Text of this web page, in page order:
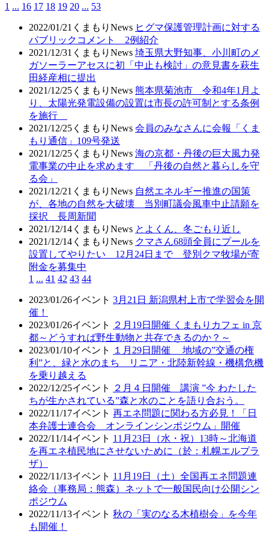
1 ... 16 17 18 19 20 ... 53
2022/01/21 くまもりNews ヒグマ保護管理計画に対する
パブリックコメント 2例紹介
2021/12/31 くまもりNews 埼玉県大野知事、小川町のメ
ガソーラーアセスに初「中止も検討」の意見書を萩生
田経産相に提出
2021/12/25 くまもりNews 熊本県菊池市 令和4年1月よ
り、太陽光発電設備の設置は市長の許可制とする条例
を施行
2021/12/25 くまもりNews 会員のみなさんに会報「くま
もり通信」109号発送
2021/12/25 くまもりNews 海の京都・丹後の巨大風力発
電事業の中止を求めます 「丹後の自然と暮らしを守
る会」
2021/12/21 くまもりNews 自然エネルギー推進の国策
が、各地の自然を大破壊 当別町議会風車中止請願を
採択 長周新聞
2021/12/14 くまもりNews とよくん、冬ごもり近し
2021/12/14 くまもりNews クマさん68頭全員にプールを
設置してやりたい 12月24日まで 登別クマ牧場が寄
附金を募集中
1 ... 41 42 43 44
2023/01/26イベント 3月21日 新潟県村上市で学習会を開
催！
2023/01/26イベント
２月19日開催 くまもりカフェ in 京
都～どうすれば野生動物と共存できるのか？～
2023/01/10イベント
１月29日開催 地域の”交通の権
利”と、緑と水のまち リニア・北陸新幹線・機構危機
を乗り越える
2022/12/25イベント
２月４日開催 講演 ”今 わたした
ちが生かされている”森と水のことを語り合おう。
2022/11/17イベント 再エネ問題に関わる方必見！「日
本弁護士連合会 オンラインシンポジウム」開催
2022/11/14イベント 11月23日（水・祝）13時～北海道
を再エネ植民地にさせないために（於：札幌エルプラ
ザ）
2022/11/13イベント 11月19日（土）全国再エネ問題連
絡会（事務局：熊森）ネットで一般国民向け公開シン
ポジウム
2022/11/13イベント 秋の「実のなる木植樹会」を今年
も開催！